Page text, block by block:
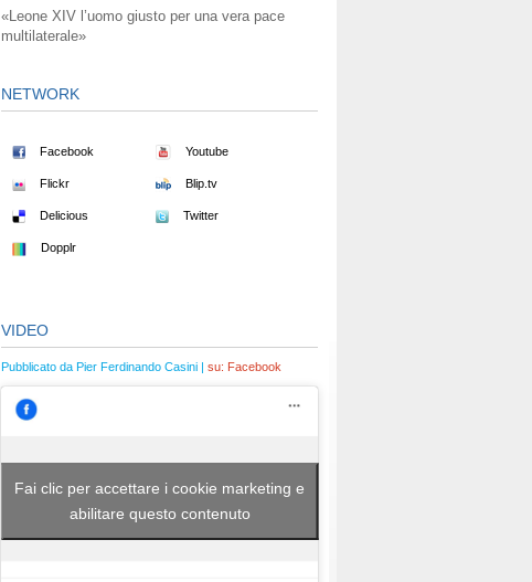
«Leone XIV l’uomo giusto per una vera pace
multilaterale»
NETWORK
Facebook Youtube
Flickr Blip.tv
Delicious Twitter
Dopplr
VIDEO
Pubblicato da Pier Ferdinando Casini | su: Facebook
Fai clic per accettare i cookie marketing e
abilitare questo contenuto